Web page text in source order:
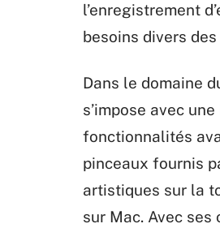
l’enregistrement
besoins divers
Dans le domaine
s’impose avec
fonctionnalités
pinceaux fournis
artistiques sur la
sur Mac. Avec